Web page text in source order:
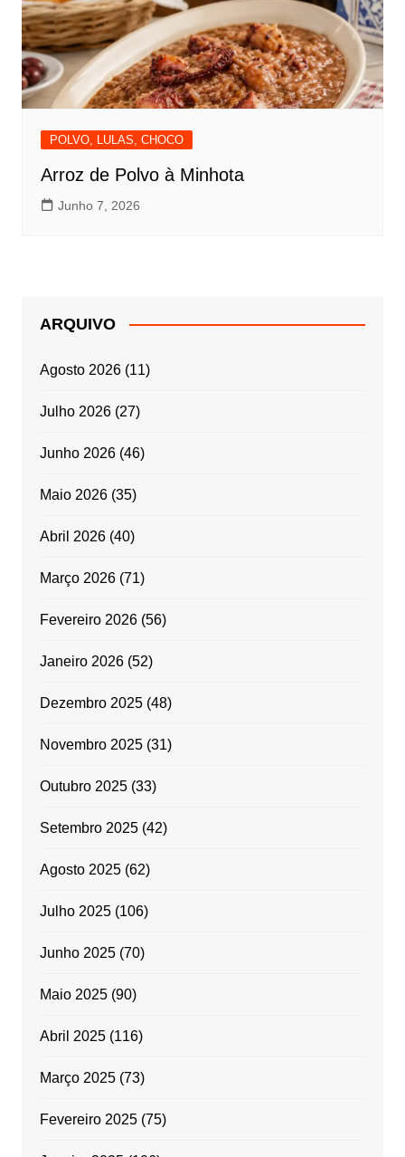
POLVO, LULAS, CHOCO
Arroz de Polvo à Minhota
Junho 7, 2026
ARQUIVO
Agosto 2026(11)
Julho 2026(27)
Junho 2026(46)
Maio 2026(35)
Abril 2026(40)
Março 2026(71)
Fevereiro 2026(56)
Janeiro 2026(52)
Dezembro 2025(48)
Novembro 2025(31)
Outubro 2025(33)
Setembro 2025(42)
Agosto 2025(62)
Julho 2025(106)
Junho 2025(70)
Maio 2025(90)
Abril 2025(116)
Março 2025(73)
Fevereiro 2025(75)